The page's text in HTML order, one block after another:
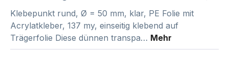
Klebepunkt rund, Ø = 50 mm, klar, PE Folie mit
Acrylatkleber, 137 my, einseitig klebend auf
Trägerfolie Diese dünnen transpa… Mehr